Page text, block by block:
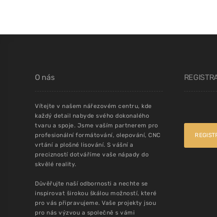
O nás
Vítejte v našem nářezovém centru, kde
každý detail nabyde svého dokonalého
tvaru a spoje. Jsme vaším partnerem pro
profesionální formátování, olepování, CNC
vrtání a plošné lisování. S vášní a
precizností dotváříme vaše nápady do
skvělé reality.
Důvěřujte naší odbornosti a nechte se
inspirovat širokou škálou možností, které
pro vás připravujeme. Vaše projekty jsou
pro nás výzvou a společně s vámi